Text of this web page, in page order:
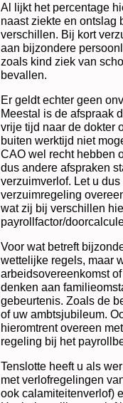
Al lijkt het percentage
naast ziekte en ontslag
verschillen. Bij kort
aan bijzondere
zoals kind ziek van
bevallen.
Er geldt echter geen
Meestal is de afspraak
vrije tijd naar de dokter
buiten werktijd niet
CAO wel recht hebben
dus andere afspraken
verzuimverlof. Let u
verzuimregeling
wat zij bij verschillen
payrollfactor/
Voor wat betreft
wettelijke regels, maar
arbeidsovereenkomst
denken aan
gebeurtenis. Zoals de
of uw ambtsjubileum.
hieromtrent overeen
regeling bij het
Tenslotte heeft u als
met verlofregelingen
ook calamiteitenverlof)